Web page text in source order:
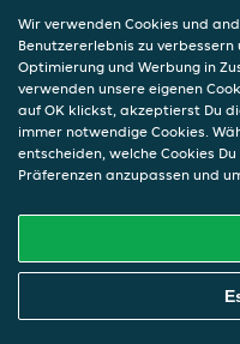
Wir verwenden Cookies und
Benutzererlebnis zu
Optimierung und Werbung in
verwenden unsere eigenen
auf OK klickst, akzeptierst Du
immer notwendige Cookies.
entscheiden, welche Cookies
Präferenzen anzupassen und